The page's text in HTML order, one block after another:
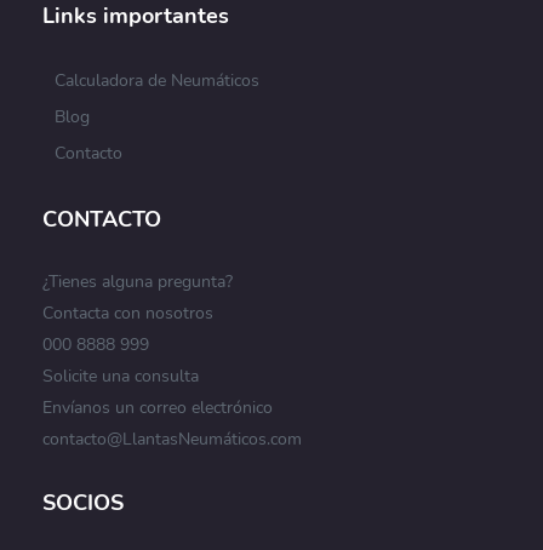
Links importantes
Calculadora de Neumáticos
Blog
Contacto
CONTACTO
¿Tienes alguna pregunta?
Contacta con nosotros
000 8888 999
Solicite una consulta
Envíanos un correo electrónico
contacto@LlantasNeumáticos.com
SOCIOS